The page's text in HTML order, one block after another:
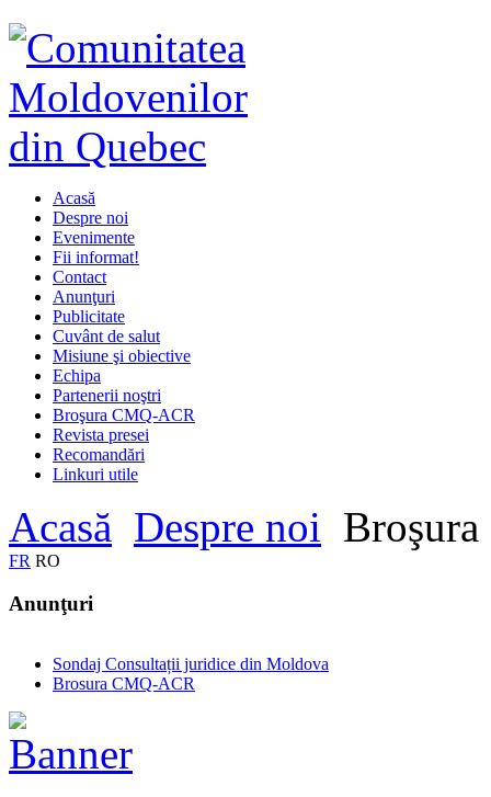
Acasă
Despre noi
Evenimente
Fii informat!
Contact
Anunţuri
Publicitate
Cuvânt de salut
Misiune şi obiective
Echipa
Partenerii noştri
Broşura CMQ-ACR
Revista presei
Recomandări
Linkuri utile
Acasă Despre noi
FR RO
Anunţuri
Sondaj Consultații juridice din Moldova
Brosura CMQ-ACR